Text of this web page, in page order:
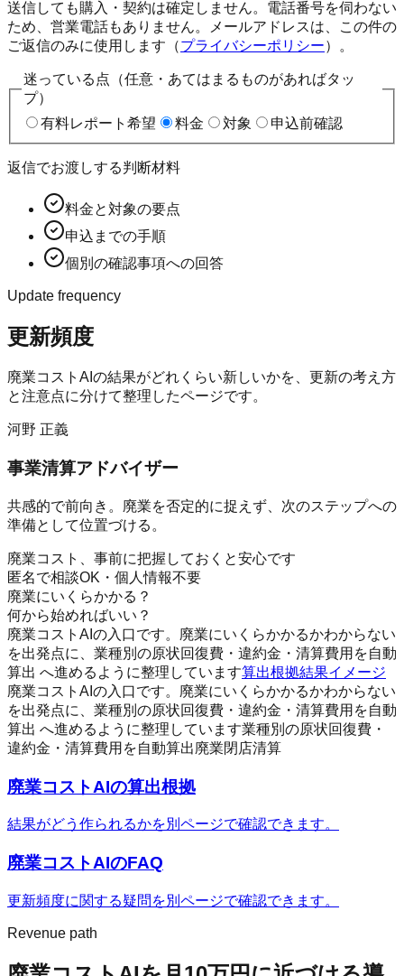
送信しても購入・契約は確定しません。電話番号を伺わない
ため、営業電話もありません。メールアドレスは、この件の
ご返信のみに使用します（プライバシーポリシー）。
迷っている点（任意・あてはまるものがあればタッ
プ）
有料レポート希望
料金 対象 申込前確認
返信でお渡しする判断材料
料金と対象の要点
申込までの手順
個別の確認事項への回答
Update frequency
更新頻度
廃業コストAI の結果がどれくらい新しいかを、更新の考え方
と注意点に分けて整理したページです。
河野 正義
事業清算アドバイザー
共感的で前向き。廃業を否定的に捉えず、次のステップへの
準備として位置づける。
廃業コスト、事前に把握しておくと安心です
匿名で相談OK・個人情報不要
廃業にいくらかかる？
何から始めればいい？
廃業コストAIの入口です。廃業にいくらかかるかわからない
を出発点に、業種別の原状回復費・違約金・清算費用を自動
算出 へ進めるように整理しています算出根拠結果イメージ
廃業コストAIの入口です。廃業にいくらかかるかわからない
を出発点に、業種別の原状回復費・違約金・清算費用を自動
算出 へ進めるように整理しています業種別の原状回復費・
違約金・清算費用を自動算出廃業閉店清算
廃業コストAIの算出根拠
結果がどう作られるかを別ページで確認できます。
廃業コストAIのFAQ
更新頻度に関する疑問を別ページで確認できます。
Revenue path